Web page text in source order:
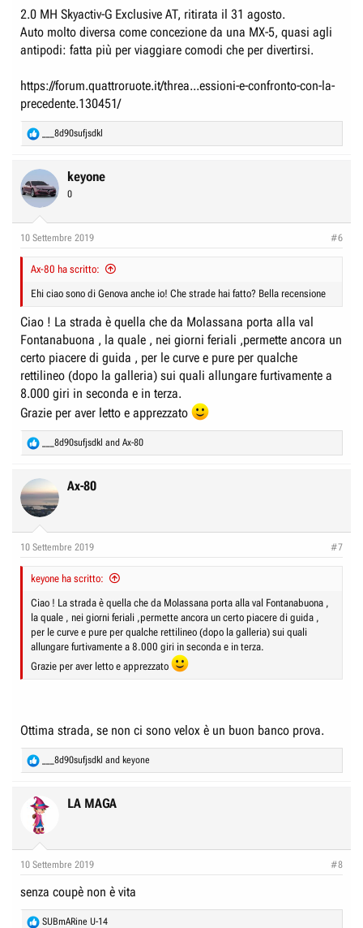
sia la spider piu venduta al mondo, perché offre, ad un prezzo non
proiibitivo, emozioni (e prestazioni) da vera sportiva, pur restando
potenzialmente auto da tutti i giorni ( mi dice Marco della concessionaria
che in autostrada ha una souplesse incredibile e non stento a crederlo,
sino agli 8000 giri!
Purtroppo devo riconsegnarla :-(
2.0 MH Skyactiv-G Exclusive AT, ritirata il 31 agosto.
Auto molto diversa come concezione da una MX-5, quasi agli
antipodi: fatta più per viaggiare comodi che per divertirsi.
https://forum.quattroruote.it/threa...essioni-e-confronto-con-la-
precedente.130451/
e
t
i
s
___8d90sufjsdkl
keyone
0
10 Settembre 2019 #6
Ax-80 ha scritto:
Ehi ciao sono di Genova anche io! Che strade hai fatto? Bella recensione
Ciao ! La strada è quella che da Molassana porta alla val
Fontanabuona , la quale , nei giorni feriali ,permette ancora un
certo piacere di guida , per le curve e pure per qualche
rettilineo (dopo la galleria) sui quali allungare furtivamente a
8.000 giri in seconda e in terza.
Grazie per aver letto e apprezzato
e
c
t
i
s
___8d90sufjsdkl and Ax-80
Ax-80
10 Settembre 2019 #7
keyone ha scritto:
Ciao ! La strada è quella che da Molassana porta alla val Fontanabuona ,
la quale , nei giorni feriali ,permette ancora un certo piacere di guida ,
per le curve e pure per qualche rettilineo (dopo la galleria) sui quali
allungare furtivamente a 8.000 giri in seconda e in terza.
Grazie per aver letto e apprezzato
Ottima strada, se non ci sono velox è un buon banco prova.
e
c
t
i
s
___8d90sufjsdkl and keyone
LA MAGA
10 Settembre 2019 #8
senza coupè non è vita
R
SUBmARine U-14